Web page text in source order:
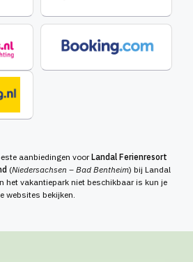
aanbiedingen voorLandal Ferienresort
(Niedersachsen – Bad Bentheim) bij Landal
het vakantiepark niet beschikbaar is kun je
websites bekijken.